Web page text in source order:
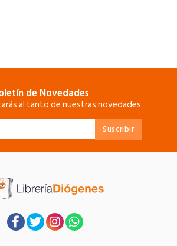
de Novedades
al tanto de nuestras novedades